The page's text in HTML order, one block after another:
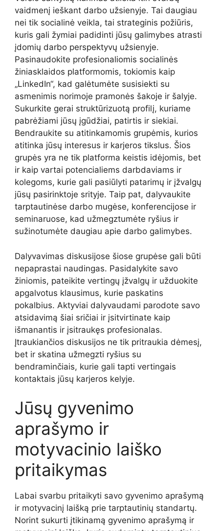
vaidmenį ieškant darbo užsienyje. Tai daugiau
nei tik socialinė veikla, tai strateginis požiūris,
kuris gali žymiai padidinti jūsų galimybes atrasti
įdomių darbo perspektyvų užsienyje.
Pasinaudokite profesionaliomis socialinės
žiniasklaidos platformomis, tokiomis kaip
„LinkedIn“, kad galėtumėte susisiekti su
asmenimis norimoje pramonės šakoje ir šalyje.
Sukurkite gerai struktūrizuotą profilį, kuriame
pabrėžiami jūsų įgūdžiai, patirtis ir siekiai.
Bendraukite su atitinkamomis grupėmis, kurios
atitinka jūsų interesus ir karjeros tikslus. Šios
grupės yra ne tik platforma keistis idėjomis, bet
ir kaip vartai potencialiems darbdaviams ir
kolegoms, kurie gali pasiūlyti patarimų ir įžvalgų
jūsų pasirinktoje srityje. Taip pat, dalyvaukite
tarptautinėse darbo mugėse, konferencijose ir
seminaruose, kad užmegztumėte ryšius ir
sužinotumėte daugiau apie darbo galimybes.
Dalyvavimas diskusijose šiose grupėse gali būti
nepaprastai naudingas. Pasidalykite savo
žiniomis, pateikite vertingų įžvalgų ir užduokite
apgalvotus klausimus, kurie paskatins
pokalbius. Aktyviai dalyvaudami parodote savo
atsidavimą šiai sričiai ir įsitvirtinate kaip
išmanantis ir įsitraukęs profesionalas.
Įtraukiančios diskusijos ne tik pritraukia dėmesį,
bet ir skatina užmegzti ryšius su
bendraminčiais, kurie gali tapti vertingais
kontaktais jūsų karjeros kelyje.
Jūsų gyvenimo
aprašymo ir
motyvacinio laiško
pritaikymas
Labai svarbu pritaikyti savo gyvenimo aprašymą
ir motyvacinį laišką prie tarptautinių standartų.
Norint sukurti įtikinamą gyvenimo aprašymą ir